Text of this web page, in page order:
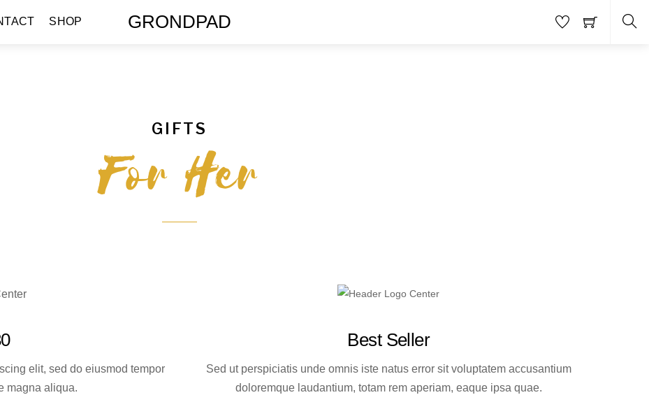
GRONDPAD
SHOP
GIFTS
For Her
elit, sed do eiusmod tempor
magna aliqua.
Best Seller
Sed ut perspiciatis unde omnis iste natus error sit voluptatem accusantium
doloremque laudantium, totam rem aperiam, eaque ipsa quae.